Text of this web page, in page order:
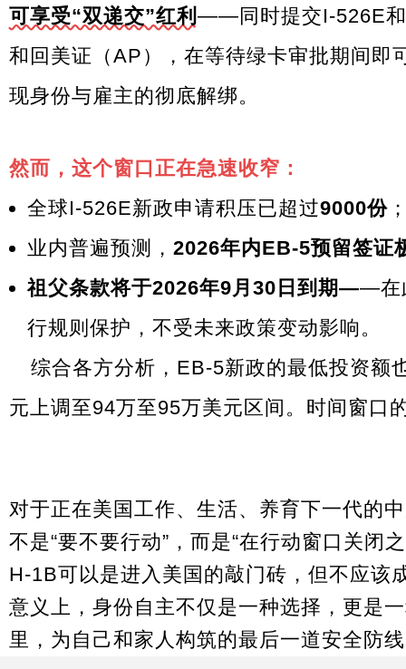
可享受“双递交”红利 ——同时提交I-526E和
和回美证（AP），在等待绿卡审批期间即
现身份与雇主的彻底解绑。
然而，这个窗口正在急速收窄：
全球I-526E新政申请积压已超过9000份
业内普遍预测， 2026年内EB-5预留签证
祖父条款将于2026年9月30日到期——在
行规则保护，不受未来政策变动影响。
综合各方分析，EB-5新政的最低投资额
元上调至94万至95万美元区间。时间窗口
对于正在美国工作、生活、养育下一代的
不是“要不要行动”，而是“在行动窗口关闭
H-1B可以是进入美国的敲门砖，但不应该
意义上，身份自主不仅是一种选择，更是
里，为自己和家人构筑的最后一道安全防